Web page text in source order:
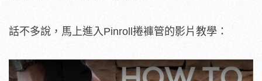
話不多說，馬上進入Pinroll捲褲管的影片教學：